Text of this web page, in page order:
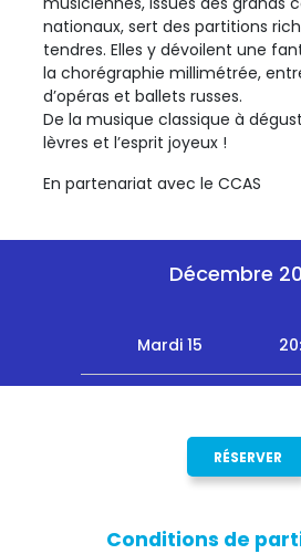
nationaux, sert des partitions
tendres. Elles y dévoilent une
la chorégraphie millimétrée,
d’opéras et ballets russes.
De la musique classique à
lèvres et l’esprit joyeux !
En partenariat avec le CCAS
Décembre
Mardi 15
RÉSERVER
Conditions de